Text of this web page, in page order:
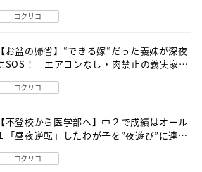
コクリコ
【お盆の帰省】“できる嫁“だった義妹が深夜
SOS！ エアコンなし・肉禁止の義実家ル
コクリコ
【不登校から医学部へ】中２で成績はオール
「昼夜逆転」したわが子を”夜遊び”に連れ
コクリコ